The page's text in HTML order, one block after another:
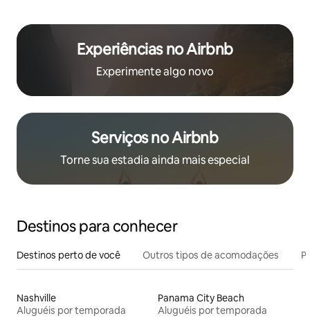
Experiências no Airbnb
Experimente algo novo
Serviços no Airbnb
Torne sua estadia ainda mais especial
Destinos para conhecer
Destinos perto de você Outros tipos de acomodações
Nashville
Aluguéis por temporada
Panama City Beach
Aluguéis por temporada